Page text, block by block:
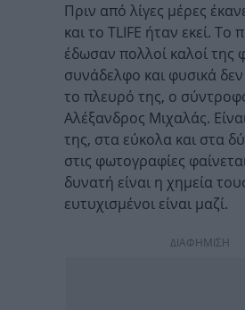
Πριν από λίγες μέρες
και το TLIFE ήταν εκεί. Το
έδωσαν πολλοί καλοί της
συνάδελφο και φυσικά
το πλευρό της, ο
Αλέξανδρος Μιχαλάς.
της, στα εύκολα και στα
στις φωτογραφίες
δυνατή είναι η χημεία
ευτυχισμένοι είναι μαζί.
ΔΙΑΦΗΜΙΣΗ